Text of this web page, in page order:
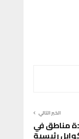
الخبر التالي
مناطق في
رئيسية